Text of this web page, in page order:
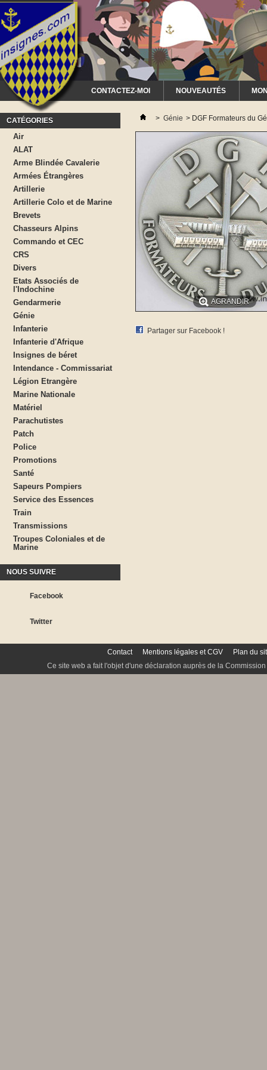
CONTACTEZ-MOI NOUVEAUTÉS
CATÉGORIES
Air
ALAT
Arme Blindée Cavalerie
Armées Étrangères
Artillerie
Artillerie Colo et de Marine
Brevets
Chasseurs Alpins
Commando et CEC
CRS
Divers
Etats Associés de
l'Indochine
Gendarmerie
Génie
Infanterie
Infanterie d'Afrique
Insignes de béret
Intendance - Commissariat
Légion Etrangère
Marine Nationale
Matériel
Parachutistes
Patch
Police
Promotions
Santé
Sapeurs Pompiers
Service des Essences
Train
Transmissions
Troupes Coloniales et de
Marine
NOUS SUIVRE
Facebook
Twitter
> Génie > DGF Formateurs du
AGRANDIR
Partager sur Facebook !
Contact Mentions légales et CGV
Plan du
Ce site web a fait l'objet d'une déclaration auprès de la